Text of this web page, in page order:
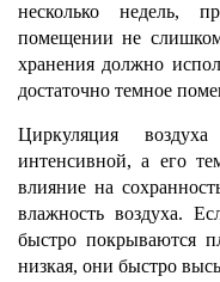
несколько недель,
помещении не
хранения должно
достаточно темное
Циркуляция
интенсивной, а его
влияние на
влажность воздуха.
быстро покрываются
низкая, они быстро